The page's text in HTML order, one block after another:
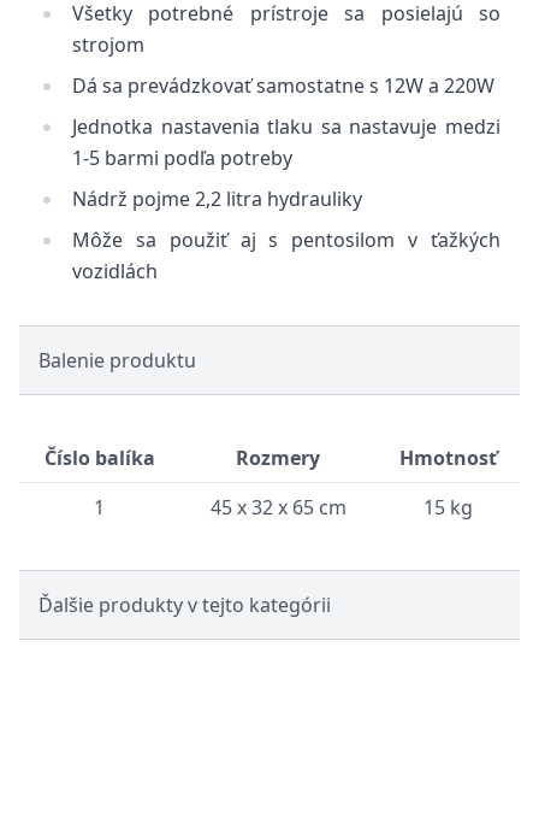
Všetky potrebné prístroje sa posielajú so
strojom
Dá sa prevádzkovať samostatne s 12W a 220W
Jednotka nastavenia tlaku sa nastavuje medzi
1-5 barmi podľa potreby
Nádrž pojme 2,2 litra hydrauliky
Môže sa použiť aj s pentosilom v ťažkých
vozidlách
Balenie produktu
Číslo balíka Rozmery
Hmotnosť
1
45 x 32 x 65 cm 15 kg
Ďalšie produkty v tejto kategórii